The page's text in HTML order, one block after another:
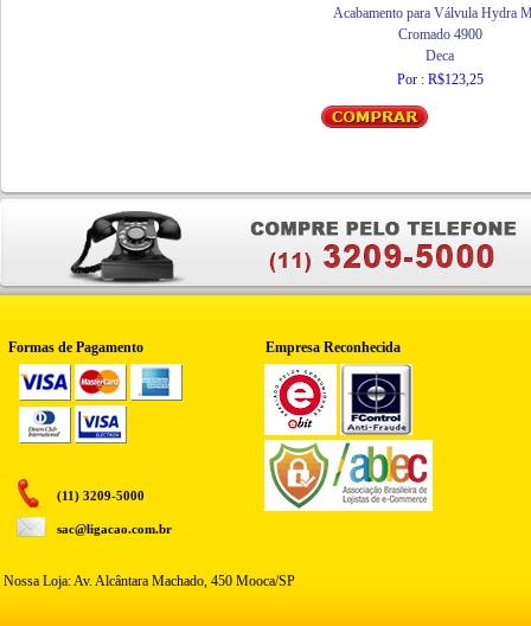
Acabamento para Válvula Hydra
Cromado 4900
Deca
Por : R$123,25
Formas de Pagamento Empresa Reconhecida
(11) 3209-5000
sac@ligacao.com.br
Nossa Loja: Av. Alcântara Machado, 450 Mooca/SP